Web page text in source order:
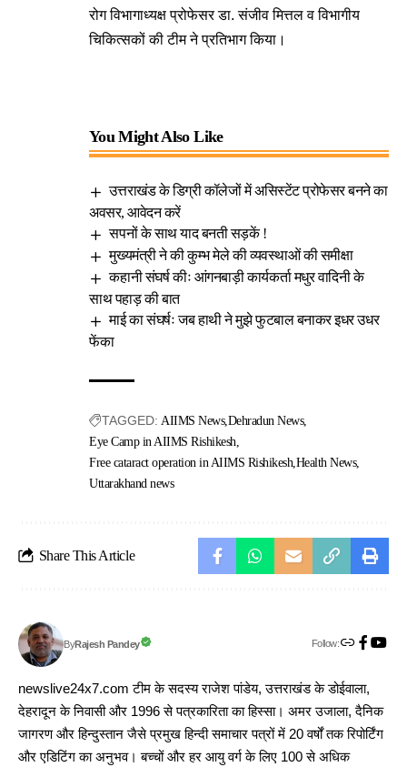
रोग विभागाध्यक्ष प्रोफेसर डा. संजीव मित्तल व विभागीय
चिकित्सकों की टीम ने प्रतिभाग किया।
You Might Also Like
उत्तराखंड के डिग्री कॉलेजों में असिस्टेंट प्रोफेसर बनने का
अवसर, आवेदन करें
सपनों के साथ याद बनती सड़कें !
मुख्यमंत्री ने की कुम्भ मेले की व्यवस्थाओं की समीक्षा
कहानी संघर्ष कीः आंगनबाड़ी कार्यकर्ता मधुर वादिनी के
साथ पहाड़ की बात
माई का संघर्षः जब हाथी ने मुझे फुटबाल बनाकर इधर उधर
फेंका
TAGGED: AIIMS News Dehradun News
Eye Camp in AIIMS Rishikesh
Free cataract operation in AIIMS Rishikesh Health News
Uttarakhand news
Share This Article
ByRajesh Pandey Follow:
newslive24x7.com टीम के सदस्य राजेश पांडेय, उत्तराखंड के डोईवाला,
देहरादून के निवासी और 1996 से पत्रकारिता का हिस्सा। अमर उजाला, दैनिक
जागरण और हिन्दुस्तान जैसे प्रमुख हिन्दी समाचार पत्रों में 20 वर्षों तक रिपोर्टिंग
और एडिटिंग का अनुभव। बच्चों और हर आयु वर्ग के लिए 100 से अधिक